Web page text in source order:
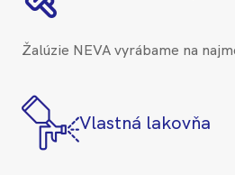
Žalúzie NEVA vyrábame na
Vlastná lakovňa